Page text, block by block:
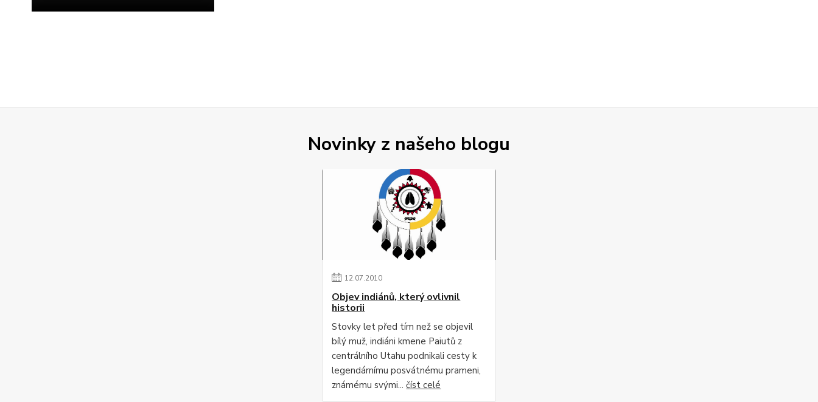
Novinky z našeho blogu
12.07.2010
Objev indiánů, který ovlivnil
historii
Stovky let před tím než se objevil
bílý muž, indiáni kmene Paiutů z
centrálního Utahu podnikali cesty k
legendárnímu posvátnému prameni,
známému svými...číst celé